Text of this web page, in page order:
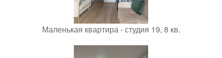
Маленькая квартира - студия 19, 8 кв.